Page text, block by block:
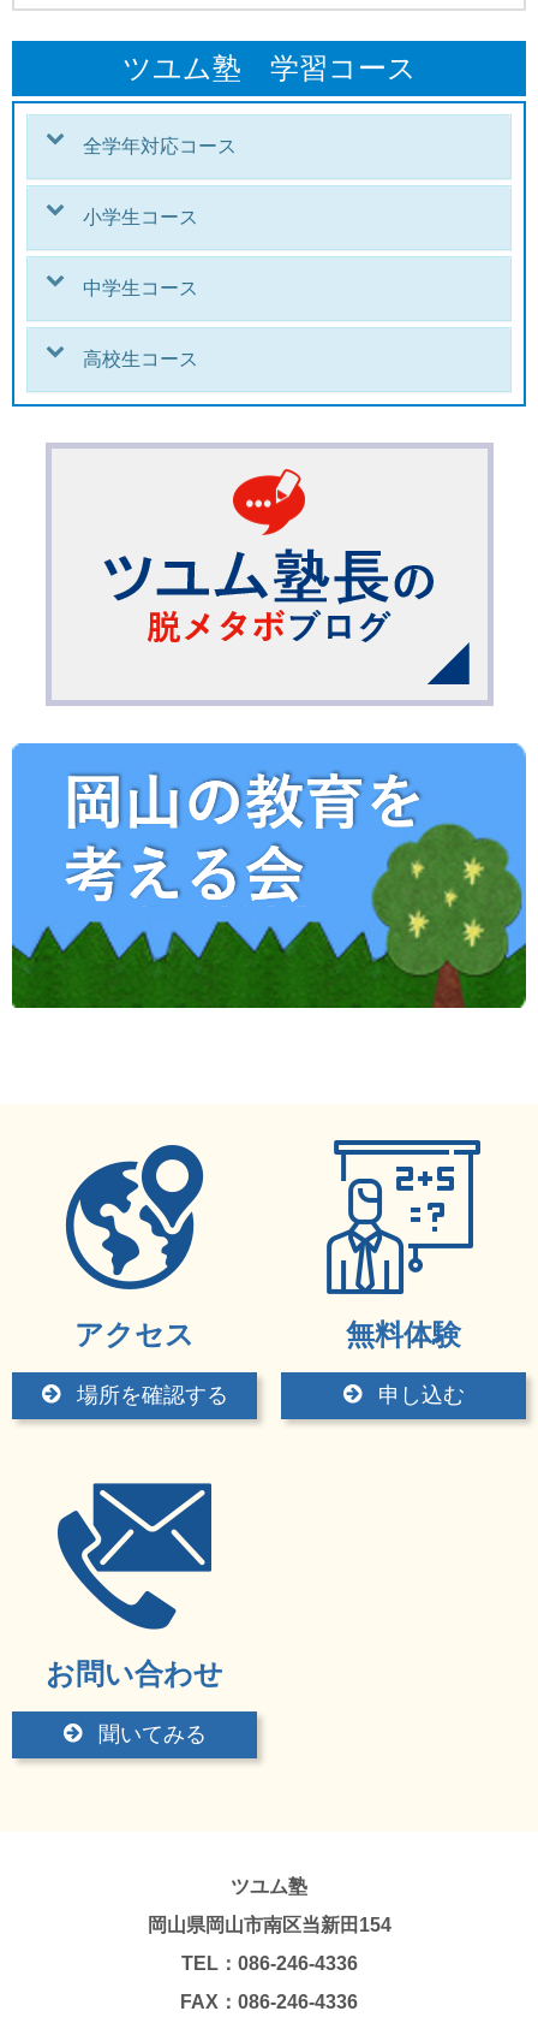
ツユム塾 学習コース
全学年対応コース
小学生コース
中学生コース
高校生コース
アクセス
場所を確認する
無料体験
申し込む
お問い合わせ
聞いてみる
ツユム塾
岡山県岡山市南区当新田154
TEL：086-246-4336
FAX：086-246-4336